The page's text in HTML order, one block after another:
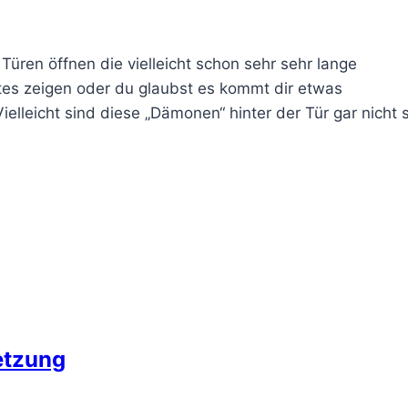
öffnen die vielleicht schon sehr sehr lange
zeigen oder du glaubst es kommt dir etwas
sind diese „Dämonen“ hinter der Tür gar nicht